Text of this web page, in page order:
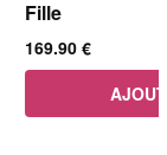
Fille
169.90 €